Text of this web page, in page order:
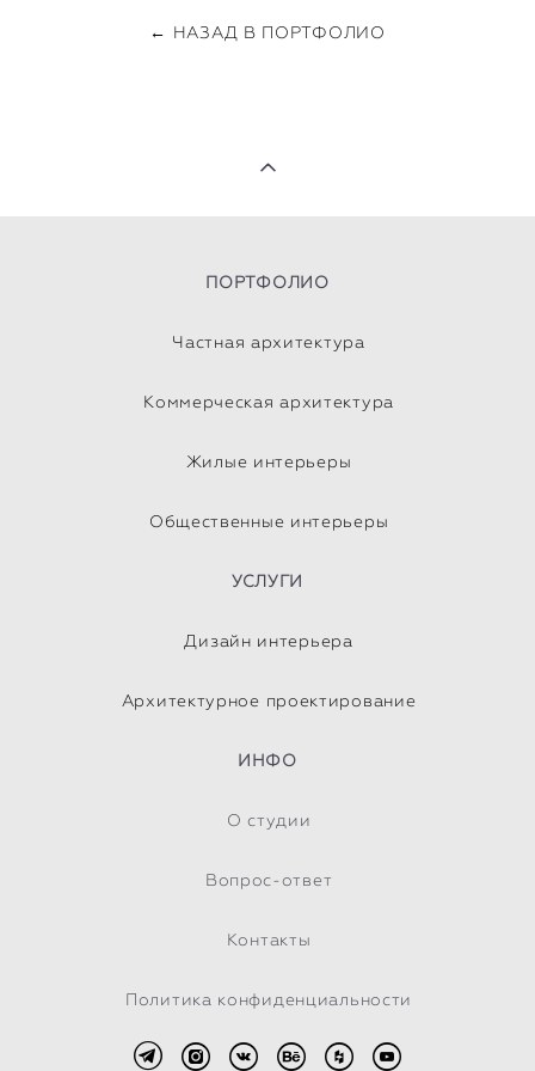
← НАЗАД В ПОРТФОЛИО
ПОРТФОЛИО
Частная архитектура
Коммерческая архитектура
Жилые интерьеры
Общественные интерьеры
УСЛУГИ
Дизайн интерьера
Архитектурное проектирование
ИНФО
О студии
Вопрос-ответ
Контакты
Политика конфиденциальности